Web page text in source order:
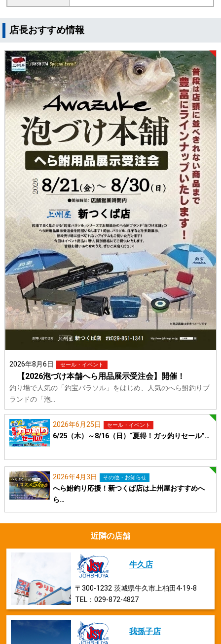
店長おすすめ情報
2026年8月6日 セール・イベント
【2026泡づけ本舗へら用品展示受注会】開催！
釣り場で人気の「釣宝パラソル」をはじめ、人気のへら鮒釣りブ
ランドの「泡…
2026年6月25日 セール・イベント
6/25（木）～8/16（日）“夏得！ガッ釣りセール”…
2026年4月3日 その他・お知らせ
へら鮒釣り応援！新つくば店は上州屋おすすめへ
ら…
近隣の店舗
牛久店
〒300-1232 茨城県牛久市上柏田4-19-8
TEL：029-872-4827
我孫子店